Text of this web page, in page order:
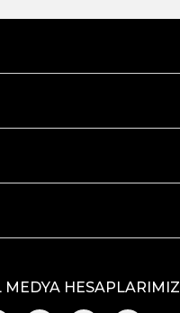
MEDYA HESAPLARIMIZ